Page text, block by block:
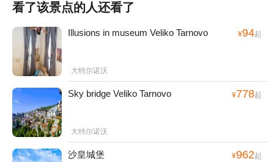
看了该景点的人还看了
Illusions in museum Veliko Tarnovo ¥94起
大特尔诺沃
Sky bridge Veliko Tarnovo ¥778起
大特尔诺沃
沙皇城堡 ¥962起